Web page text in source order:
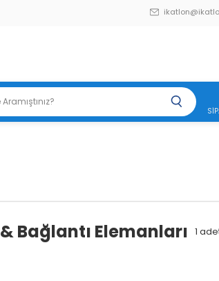
Bağlantı Elemanları 1